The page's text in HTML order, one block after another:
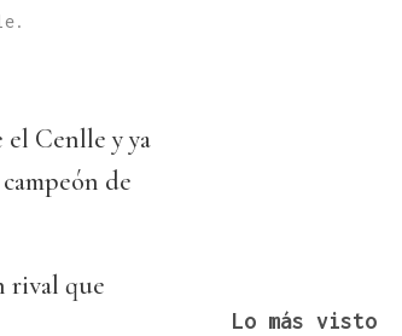
Cenlle y ya
de
rival que
Lo más visto